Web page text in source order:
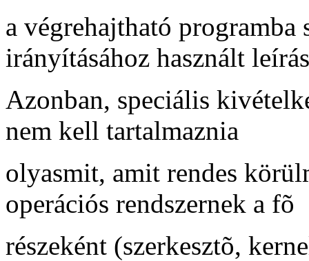
a végrehajtható programba
irányításához használt
Azonban, speciális
nem kell tartalmaznia
olyasmit, amit rendes
operációs rendszernek a fõ
részeként (szerkesztõ,